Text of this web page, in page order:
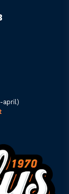
april)